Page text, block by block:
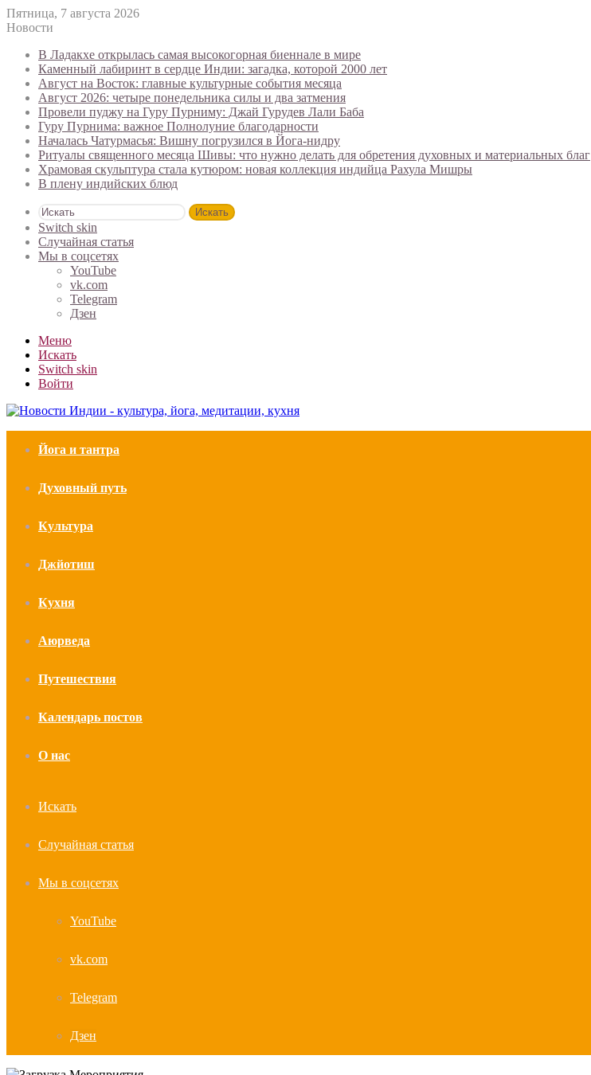
Пятница, 7 августа 2026
Новости
В Ладакхе открылась самая высокогорная биеннале в мире
Каменный лабиринт в сердце Индии: загадка, которой 2000 лет
Август на Восток: главные культурные события месяца
Август 2026: четыре понедельника силы и два затмения
Провели пуджу на Гуру Пурниму: Джай Гурудев Лали Баба
Гуру Пурнима: важное Полнолуние благодарности
Началась Чатурмасья: Вишну погрузился в Йога-нидру
Ритуалы священного месяца Шивы: что нужно делать для обретения духовных и материальных благ
Храмовая скульптура стала кутюром: новая коллекция индийца Рахула Мишры
В плену индийских блюд
Искать
Switch skin
Случайная статья
Мы в соцсетях
YouTube
vk.com
Telegram
Дзен
Меню
Искать
Switch skin
Войти
Йога и тантра
Духовный путь
Культура
Джйотиш
Кухня
Аюрведа
Путешествия
Календарь постов
О нас
Искать
Случайная статья
Мы в соцсетях
YouTube
vk.com
Telegram
Дзен